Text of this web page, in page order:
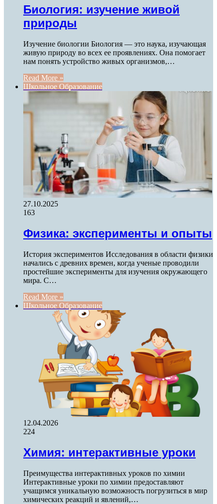
Биология: изучение живой
природы
Изучение биологии Биология — это наука, изучающая
живую природу во всех ее проявлениях. Она помогает
нам понять устройство живых организмов,…
Read More »
Школьное Образование
27.10.2025
163
Физика: эксперименты и опыты
История экспериментов Исследования в области физики
начались с древних времен, когда ученые проводили
простейшие эксперименты для изучения окружающего
мира. С…
Read More »
Школьное Образование
12.04.2026
224
Химия: интерактивные уроки
Преимущества интерактивных уроков по химии
Интерактивные уроки по химии предоставляют
учащимся уникальную возможность погрузиться в мир
химических реакций и явлений,…